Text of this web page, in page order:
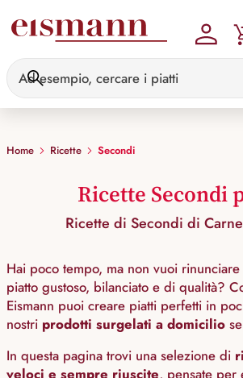
Home Ricette Secondi
Ricette Secondi
Ricette di Secondi di
Hai poco tempo, ma non vuoi
piatto gustoso, bilanciato e di qualità?
Eismann puoi creare piatti perfetti in
nostri prodotti surgelati a domicilio
In questa pagina trovi una selezione di